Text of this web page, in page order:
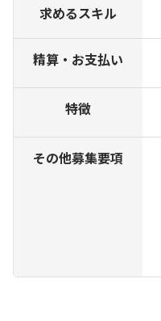
求めるスキル
精算・お支払い
特徴
その他募集要項